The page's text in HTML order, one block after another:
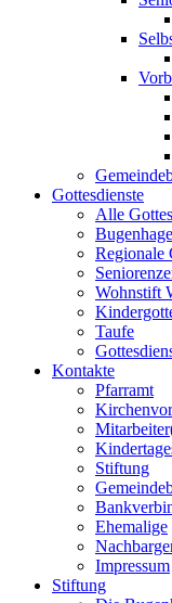
Gottesdienste
Alle
Regionale
Wohnstift
Taufe
Kontakte
Pfarramt
Stiftung
Ehemalige
Impressum
Stiftung